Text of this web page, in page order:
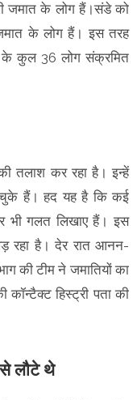
जमात के लोग हैं।संडे को
जमात के लोग हैं। इस तरह
के कुल 36 लोग संक्रमित
तलाश कर रहा है। इन्हें
चुके हैं। हद यह है कि कई
भी गलत लिखाए हैं। इस
रहा है। देर रात आनन-
की टीम ने जमातियों का
हिस्ट्री पता की
से लौटे थे